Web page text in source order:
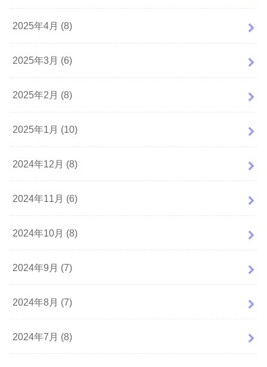
2025年4月 (8)
2025年3月 (6)
2025年2月 (8)
2025年1月 (10)
2024年12月 (8)
2024年11月 (6)
2024年10月 (8)
2024年9月 (7)
2024年8月 (7)
2024年7月 (8)